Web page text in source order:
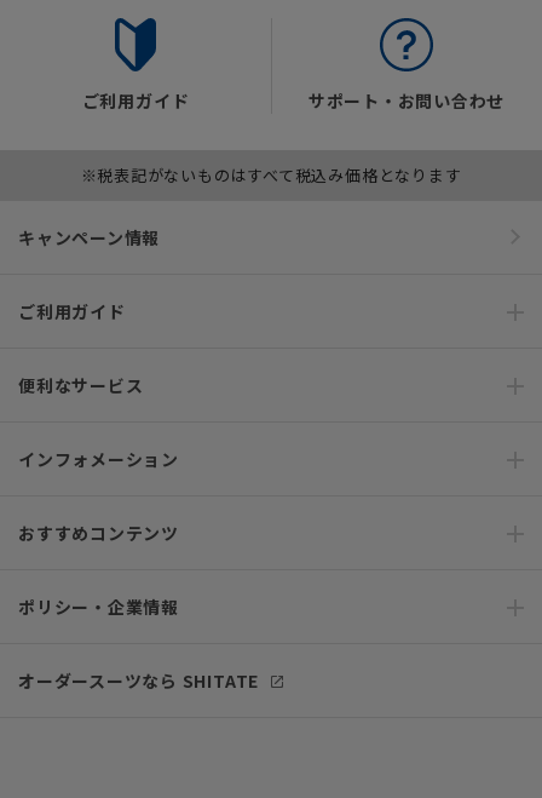
ご利用ガイド サポート・お問い合わせ
※税表記がないものはすべて税込み価格となります
キャンペーン情報
ご利用ガイド
便利なサービス
インフォメーション
おすすめコンテンツ
ポリシー・企業情報
オーダースーツなら SHITATE